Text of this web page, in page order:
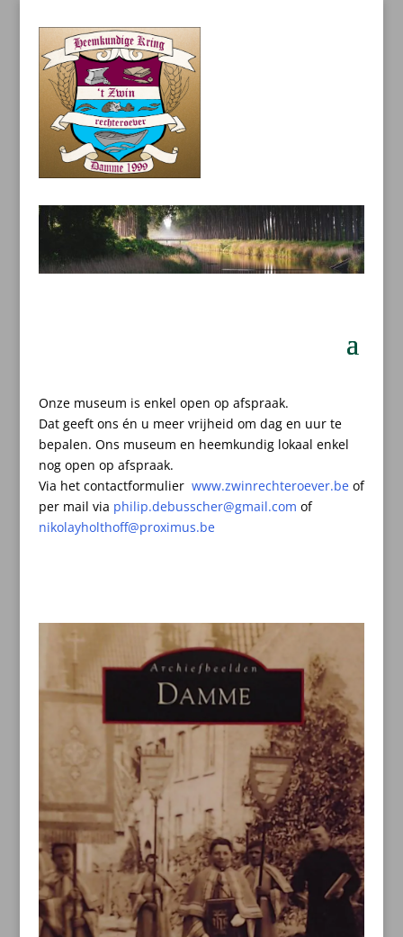
Onze museum is enkel open op afspraak.
Dat geeft ons én u meer vrijheid om dag en uur te
bepalen. Ons museum en heemkundig lokaal enkel
nog open op afspraak.
Via het contactformulier www.zwinrechteroever.be of
per mail via philip.debusscher@gmail.com of
nikolayholthoff@proximus.be